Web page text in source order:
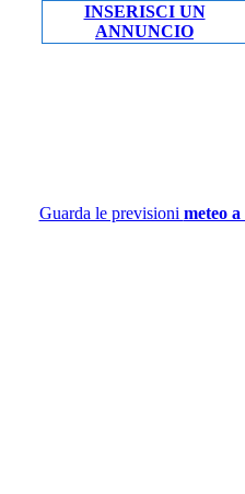
INSERISCI UN
ANNUNCIO
Guarda le previsioni meteo